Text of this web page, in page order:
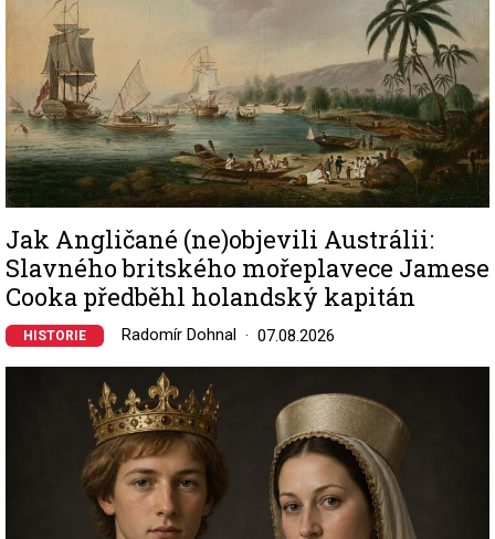
Jak Angličané (ne)objevili Austrálii:
Slavného britského mořeplavece Jamese
Cooka předběhl holandský kapitán
HISTORIE Radomír Dohnal 07.08.2026